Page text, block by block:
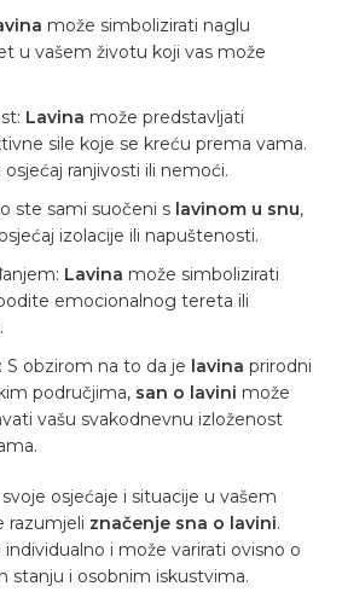
može simbolizirati naglu
u vašem životu koji vas može
Lavina može predstavljati
sile koje se kreću prema vama.
ranjivosti ili nemoći.
ste sami suočeni s lavinom u snu,
izolacije ili napuštenosti.
Lavina može simbolizirati
emocionalnog tereta ili
obzirom na to da je lavina prirodni
područjima, san o lavini može
vašu svakodnevnu izloženost
osjećaje i situacije u vašem
razumjeli značenje sna o lavini.
i može varirati ovisno o
stanju i osobnim iskustvima.